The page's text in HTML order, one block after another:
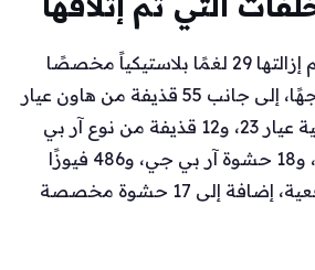
شملت القائمة التي تم إزالتها 29 لغمًا بلاستيكياً مخصصًا
ضد الأفراد، ولغمًا موجهًا، إلى جانب 55 قذيفة من هاون عيار
60، و88 قذيفة مدفعية عيار 23، و12 قذيفة من نوع آر بي
جي، و18 قنبلة يدوية، و18 حشوة آر بي جي، و486 فيوزًا
مخصصًا لقذائف مدفعية، إضافة إلى 17 حشوة مخصصة